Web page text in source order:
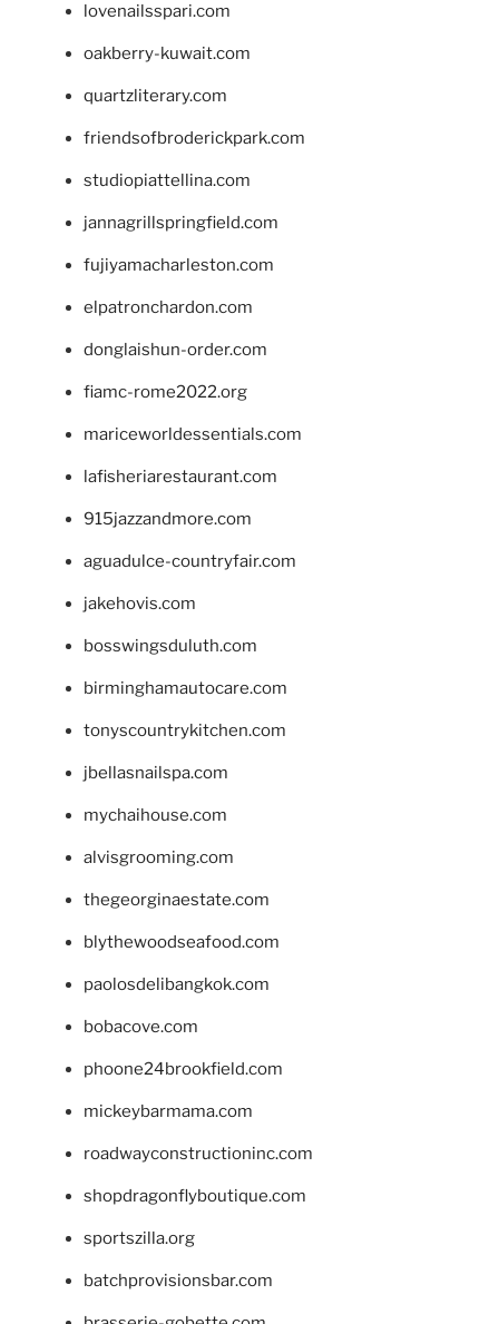
lovenailsspari.com
oakberry-kuwait.com
quartzliterary.com
friendsofbroderickpark.com
studiopiattellina.com
jannagrillspringfield.com
fujiyamacharleston.com
elpatronchardon.com
donglaishun-order.com
fiamc-rome2022.org
mariceworldessentials.com
lafisheriarestaurant.com
915jazzandmore.com
aguadulce-countryfair.com
jakehovis.com
bosswingsduluth.com
birminghamautocare.com
tonyscountrykitchen.com
jbellasnailspa.com
mychaihouse.com
alvisgrooming.com
thegeorginaestate.com
blythewoodseafood.com
paolosdelibangkok.com
bobacove.com
phoone24brookfield.com
mickeybarmama.com
roadwayconstructioninc.com
shopdragonflyboutique.com
sportszilla.org
batchprovisionsbar.com